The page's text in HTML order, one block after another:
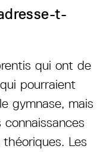
t-
qui ont de
pourraient
gymnase, mais
Les